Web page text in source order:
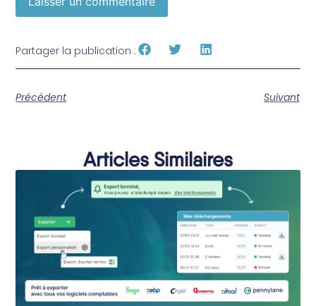
Partager la publication :
Précédent Suivant
Articles Similaires